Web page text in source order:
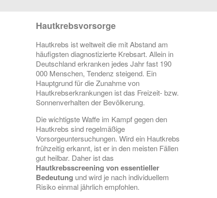
Hautkrebsvorsorge
Hautkrebs ist weltweit die mit Abstand am
häufigsten diagnostizierte Krebsart. Allein in
Deutschland erkranken jedes Jahr fast 190
000 Menschen, Tendenz steigend. Ein
Hauptgrund für die Zunahme von
Hautkrebserkrankungen ist das Freizeit- bzw.
Sonnenverhalten der Bevölkerung.
Die wichtigste Waffe im Kampf gegen den
Hautkrebs sind regelmäßige
Vorsorgeuntersuchungen. Wird ein Hautkrebs
frühzeitig erkannt, ist er in den meisten Fällen
gut heilbar. Daher ist das
Hautkrebsscreening von essentieller
Bedeutung und wird je nach individuellem
Risiko einmal jährlich empfohlen.